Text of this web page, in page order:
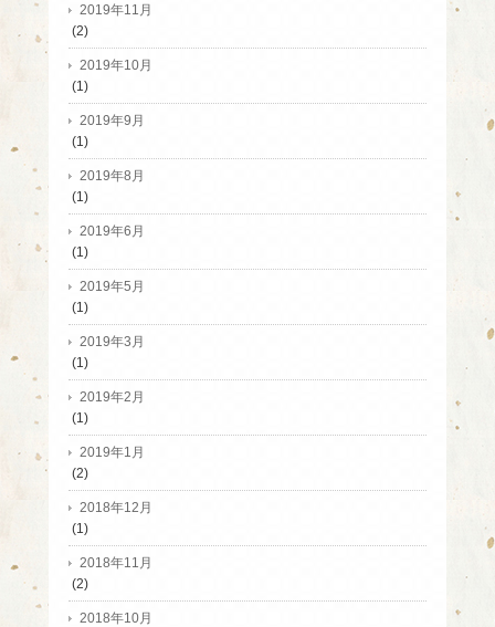
2019年11月
(2)
2019年10月
(1)
2019年9月
(1)
2019年8月
(1)
2019年6月
(1)
2019年5月
(1)
2019年3月
(1)
2019年2月
(1)
2019年1月
(2)
2018年12月
(1)
2018年11月
(2)
2018年10月